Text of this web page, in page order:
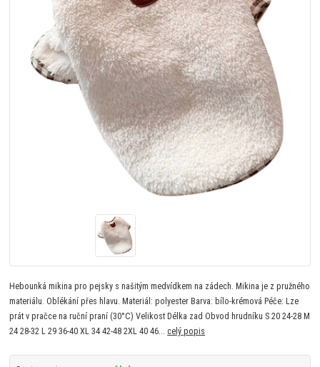
Hebounká mikina pro pejsky s našitým medvídkem na zádech. Mikina je z pružného
materiálu. Oblékání přes hlavu. Materiál: polyester Barva: bílo-krémová Péče: Lze
prát v pračce na ruční praní (30°C) Velikost Délka zad Obvod hrudníku S 20 24-28 M
24 28-32 L 29 36-40 XL 34 42-48 2XL 40 46...celý popis